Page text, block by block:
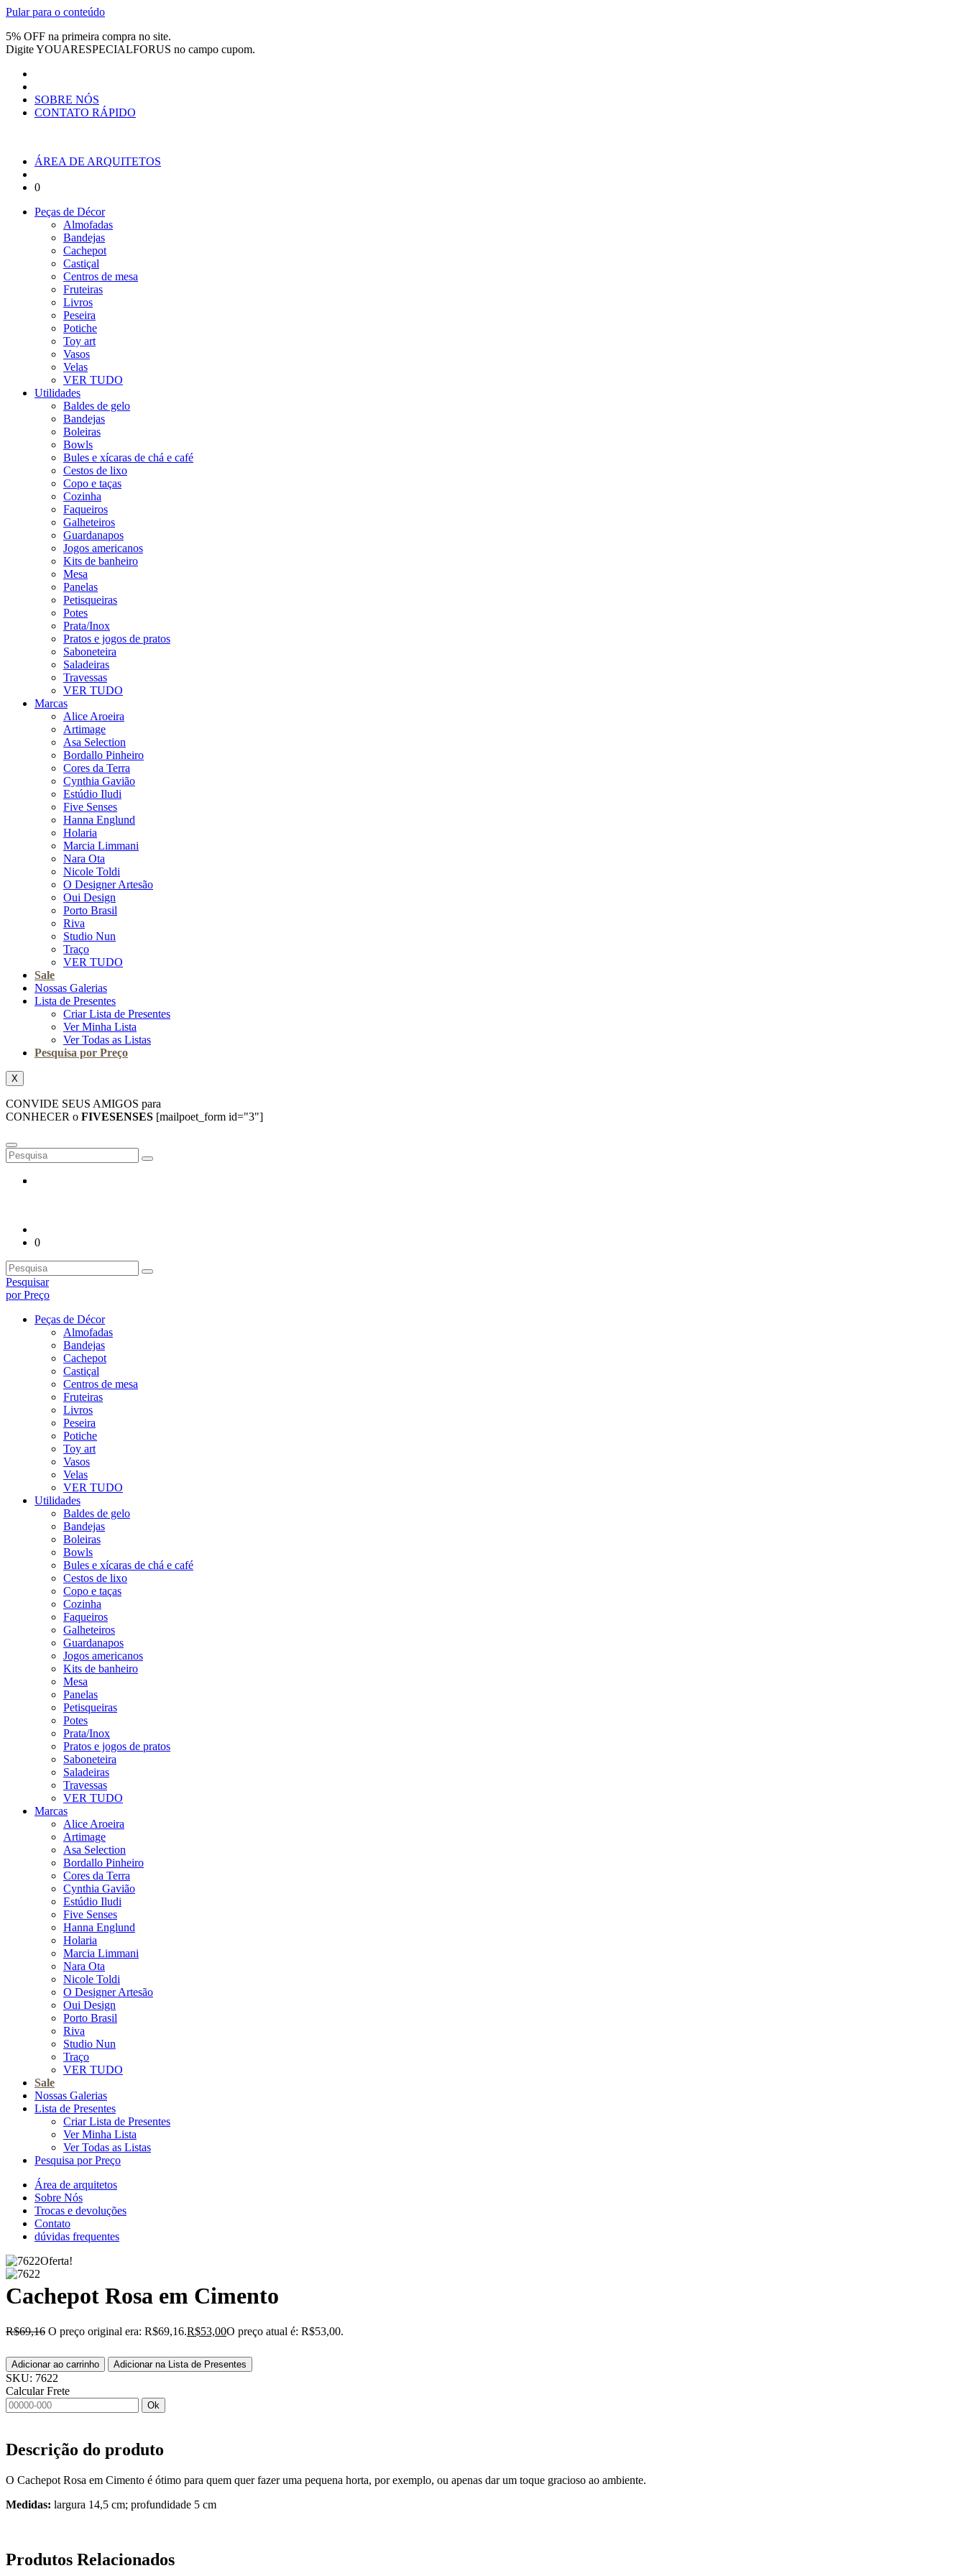
Pular para o conteúdo
5% OFF na primeira compra no site.
DigiteYOUARESPECIALFORUS no campo cupom.
SOBRE NÓS
CONTATO RÁPIDO
ÁREA DE ARQUITETOS
0
Peças de Décor
Almofadas
Bandejas
Cachepot
Castiçal
Centros de mesa
Fruteiras
Livros
Peseira
Potiche
Toy art
Vasos
Velas
VER TUDO
Utilidades
Baldes de gelo
Bandejas
Boleiras
Bowls
Bules e xícaras de chá e café
Cestos de lixo
Copo e taças
Cozinha
Faqueiros
Galheteiros
Guardanapos
Jogos americanos
Kits de banheiro
Mesa
Panelas
Petisqueiras
Potes
Prata/Inox
Pratos e jogos de pratos
Saboneteira
Saladeiras
Travessas
VER TUDO
Marcas
Alice Aroeira
Artimage
Asa Selection
Bordallo Pinheiro
Cores da Terra
Cynthia Gavião
Estúdio Iludi
Five Senses
Hanna Englund
Holaria
Marcia Limmani
Nara Ota
Nicole Toldi
O Designer Artesão
Oui Design
Porto Brasil
Riva
Studio Nun
Traço
VER TUDO
Sale
Nossas Galerias
Lista de Presentes
Criar Lista de Presentes
Ver Minha Lista
Ver Todas as Listas
Pesquisa por Preço
X
CONVIDE SEUS AMIGOS para
CONHECER o FIVESENSES [mailpoet_form id="3"]
0
Pesquisar
por Preço
Peças de Décor
Almofadas
Bandejas
Cachepot
Castiçal
Centros de mesa
Fruteiras
Livros
Peseira
Potiche
Toy art
Vasos
Velas
VER TUDO
Utilidades
Baldes de gelo
Bandejas
Boleiras
Bowls
Bules e xícaras de chá e café
Cestos de lixo
Copo e taças
Cozinha
Faqueiros
Galheteiros
Guardanapos
Jogos americanos
Kits de banheiro
Mesa
Panelas
Petisqueiras
Potes
Prata/Inox
Pratos e jogos de pratos
Saboneteira
Saladeiras
Travessas
VER TUDO
Marcas
Alice Aroeira
Artimage
Asa Selection
Bordallo Pinheiro
Cores da Terra
Cynthia Gavião
Estúdio Iludi
Five Senses
Hanna Englund
Holaria
Marcia Limmani
Nara Ota
Nicole Toldi
O Designer Artesão
Oui Design
Porto Brasil
Riva
Studio Nun
Traço
VER TUDO
Sale
Nossas Galerias
Lista de Presentes
Criar Lista de Presentes
Ver Minha Lista
Ver Todas as Listas
Pesquisa por Preço
Área de arquitetos
Sobre Nós
Trocas e devoluções
Contato
dúvidas frequentes
Oferta!
Cachepot Rosa em Cimento
R$69,16 O preço original era: R$69,16.R$53,00O preço atual é: R$53,00.
Adicionar ao carrinho Adicionar na Lista de Presentes
SKU: 7622
Calcular Frete
Ok
Descrição do produto
O Cachepot Rosa em Cimento é ótimo para quem quer fazer uma pequena horta, por exemplo, ou apenas dar um toque gracioso ao ambiente.
Medidas: largura 14,5 cm; profundidade 5 cm
Produtos Relacionados